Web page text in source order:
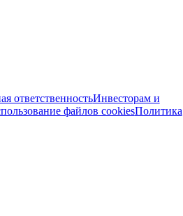
ответственностьИнвесторам и
файлов cookiesПолитика